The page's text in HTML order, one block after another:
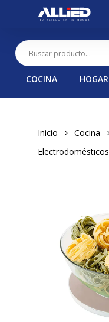
content
COCINA HOGAR
Inicio Cocina
Electrodomésticos